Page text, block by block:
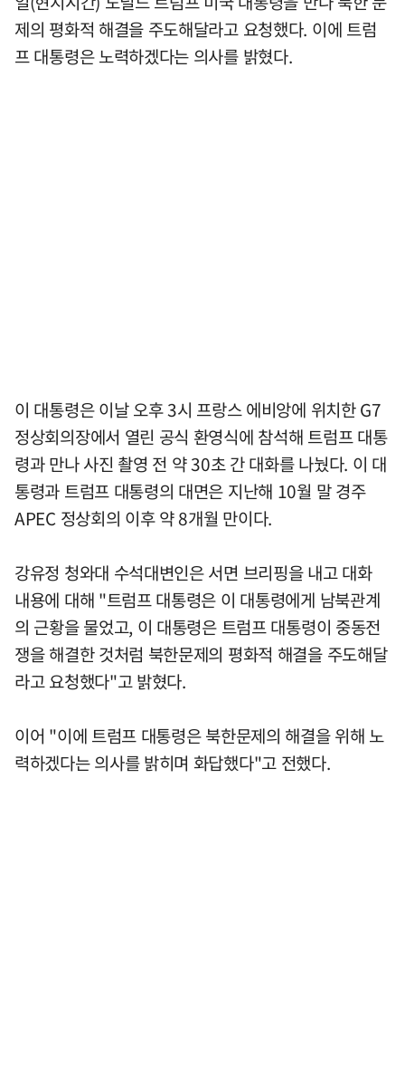
제의 평화적 해결을 주도해달라고 요청했다. 이에 트럼
프 대통령은 노력하겠다는 의사를 밝혔다.
이 대통령은 이날 오후 3시 프랑스 에비앙에 위치한 G7
정상회의장에서 열린 공식 환영식에 참석해 트럼프 대통
령과 만나 사진 촬영 전 약 30초 간 대화를 나눴다. 이 대
통령과 트럼프 대통령의 대면은 지난해 10월 말 경주
APEC 정상회의 이후 약 8개월 만이다.
강유정 청와대 수석대변인은 서면 브리핑을 내고 대화
내용에 대해 "트럼프 대통령은 이 대통령에게 남북관계
의 근황을 물었고, 이 대통령은 트럼프 대통령이 중동전
쟁을 해결한 것처럼 북한문제의 평화적 해결을 주도해달
라고 요청했다"고 밝혔다.
이어 "이에 트럼프 대통령은 북한문제의 해결을 위해 노
력하겠다는 의사를 밝히며 화답했다"고 전했다.